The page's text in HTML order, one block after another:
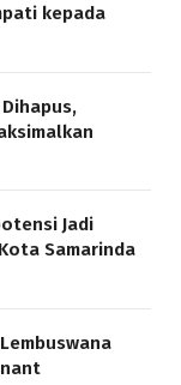
kepada
Jadi
Samarinda